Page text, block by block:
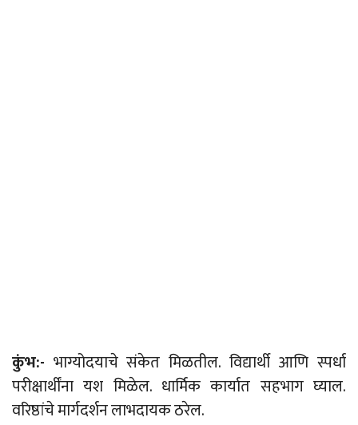
कुंभ:- भाग्योदयाचे संकेत मिळतील. विद्यार्थी आणि स्पर्धा
परीक्षार्थींना यश मिळेल. धार्मिक कार्यात सहभाग घ्याल.
वरिष्ठांचे मार्गदर्शन लाभदायक ठरेल.